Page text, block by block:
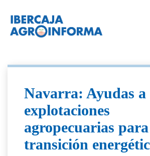
Navarra: Ayudas a
explotaciones
agropecuarias
transición